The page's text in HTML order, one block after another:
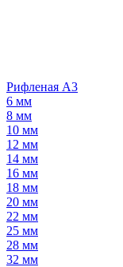
Рифленая А3
6 мм
8 мм
10 мм
12 мм
14 мм
16 мм
18 мм
20 мм
22 мм
25 мм
28 мм
32 мм